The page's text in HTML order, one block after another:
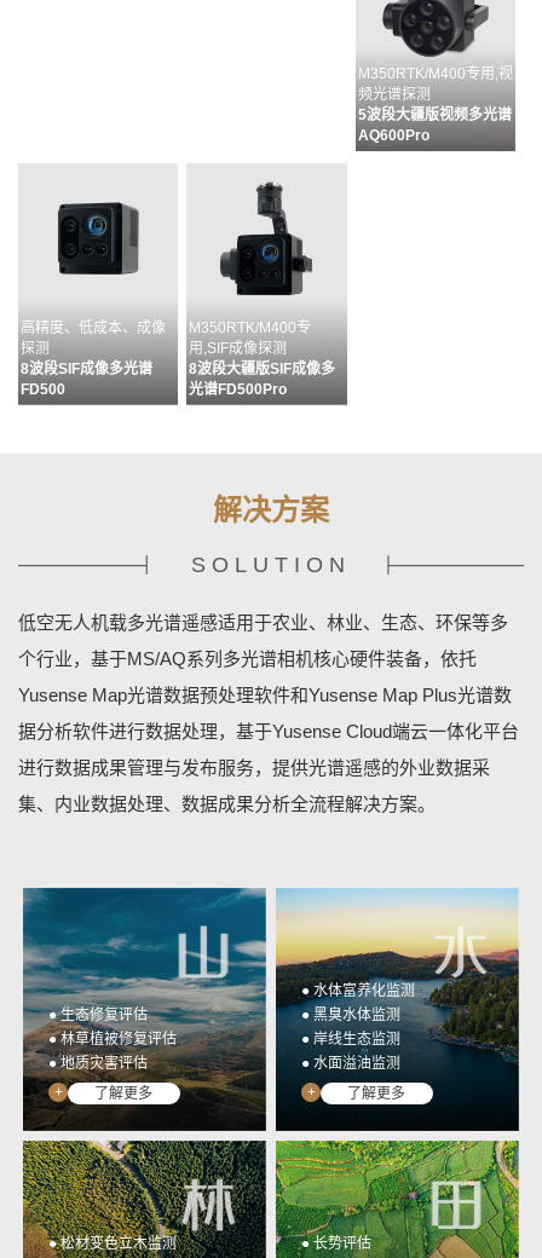
M350RTK/M400专用,视
频光谱探测
5波段大疆版视频多光谱
AQ600Pro
高精度、低成本、成像
探测
8波段SIF成像多光谱
FD500
M350RTK/M400专
用,SIF成像探测
8波段大疆版SIF成像多
光谱FD500Pro
数据预处理软件MAP
数据分析软件MAPPLUS
地基终端控制软件
YUSENSENET
展示
光谱数据展示平台
YUSENSEVIEWER
YUSENSESDK
解决方案
SOLUTION
低空无人机载多光谱遥感适用于农业、林业、生态、环保等多
个行业，基于MS/AQ系列多光谱相机核心硬件装备，依托
Yusense Map光谱数据预处理软件和Yusense Map Plus光谱数
据分析软件进行数据处理，基于Yusense Cloud端云一体化平台
进行数据成果管理与发布服务，提供光谱遥感的外业数据采
集、内业数据处理、数据成果分析全流程解决方案。
● 生态修复评估
● 林草植被修复评估
● 地质灾害评估
+
了解更多
● 水体富养化监测
● 黑臭水体监测
● 岸线生态监测
● 水面溢油监测
+
了解更多
● 松材变色立木监测
● 长势评估